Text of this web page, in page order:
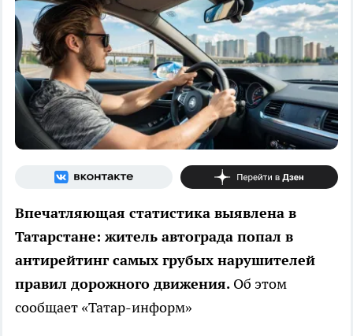
Впечатляющая статистика выявлена в
Татарстане: житель автограда попал в
антирейтинг самых грубых нарушителей
правил дорожного движения. Об этом
сообщает «Татар-информ»